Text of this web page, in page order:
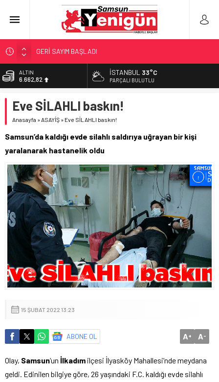
GERİ SAYIM BAŞLADI
SAMSUNSPOR’DA HEDEF 5’İNCİLİK!
‘BAFRA’YA YATIRIM YAPIN!’
YÖNETİCİ SEÇERKEN YAPILAN EN BÜYÜK HATALAR
ALTIN
6.662,82
13.779,39
DOLAR
55,1808
İSTANBUL 33°C
PARÇALI BULUTLU
Eve SİLAHLI baskın!
Anasayfa »ASAYİŞ » Eve SİLAHLI baskın!
Samsun’da kaldığı evde silahlı saldırıya uğrayan bir kişi
yaralanarak hastanelik oldu
15 ŞUBAT 2022 13:23
ABONE OL A+ A-
Olay, Samsun‘un İlkadım ilçesi İlyasköy Mahallesi’nde meydana
geldi. Edinilen bilgiye göre, 26 yaşındaki F.C. kaldığı evde silahlı